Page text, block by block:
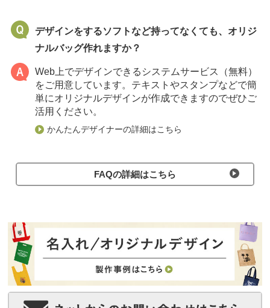
2025年1月29日
本人認証サービス（3Dセキュア2.0）導入について
秋のイベント応援キャンペーンは終了しました。
2024年4月1日
春のイベント応援キャンペーンは終了しました。
した。
2023年12月26日
日本製セミオーダーバッグ、生地・部材の販売は終了いたし
ました。
2023年11月28日
デザインをするソフトなど持ってなくても、オリジ
ナルバッグ作れますか？
Web上でデザインできるシステムサービス（無料）
をご用意しています。テキストやスタンプなどで簡
単にオリジナルデザインが作成できますのでぜひご
活用ください。
かんたんデザイナーの詳細はこちら
FAQの詳細はこちら